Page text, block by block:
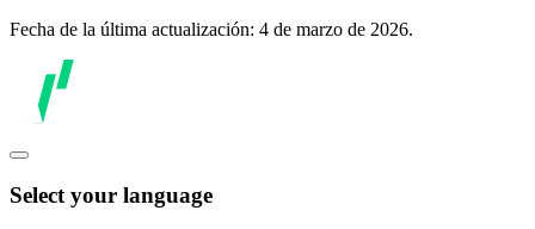
Fecha de la última actualización: 4 de marzo de 2026.
Select your language